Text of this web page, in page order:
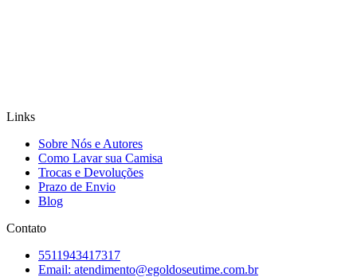
Links
Sobre Nós e Autores
Como Lavar sua Camisa
Trocas e Devoluções
Prazo de Envio
Blog
Contato
5511943417317
Email: atendimento@egoldoseutime.com.br